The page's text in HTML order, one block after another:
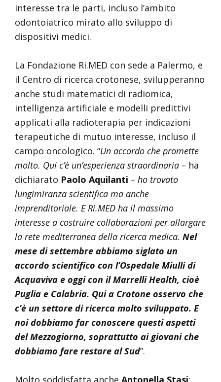
interesse tra le parti, incluso l’ambito
odontoiatrico mirato allo sviluppo di
dispositivi medici.
La Fondazione Ri.MED con sede a Palermo, e
il Centro di ricerca crotonese, svilupperanno
anche studi matematici di radiomica,
intelligenza artificiale e modelli predittivi
applicati alla radioterapia per indicazioni
terapeutiche di mutuo interesse, incluso il
campo oncologico. “Un accordo che promette
molto. Qui c’è un’esperienza straordinaria – ha
dichiarato Paolo Aquilanti – ho trovato
lungimiranza scientifica ma anche
imprenditoriale. E Ri.MED ha il massimo
interesse a costruire collaborazioni per allargare
la rete mediterranea della ricerca medica. Nel
mese di settembre abbiamo siglato un
accordo scientifico con l’Ospedale Miulli di
Acquaviva e oggi con il Marrelli Health, cioè
Puglia e Calabria. Qui a Crotone osservo che
c’è un settore di ricerca molto sviluppato. E
noi dobbiamo far conoscere questi aspetti
del Mezzogiorno, soprattutto ai giovani che
dobbiamo fare restare al Sud”.
Molto soddisfatta anche Antonella Stasi: